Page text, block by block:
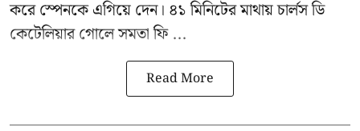
করে স্পেনকে এগিয়ে দেন। ৪১ মিনিটের মাথায় চার্লস ডি
কেটেলিয়ার গোলে সমতা ফি ...
Read More